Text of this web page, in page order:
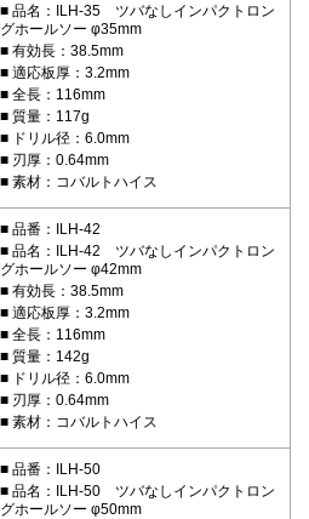
品名：ILH-35 ツバなしインパクトロン
グホールソー φ35mm
有効長：38.5mm
適応板厚：3.2mm
全長：116mm
質量：117g
ドリル径：6.0mm
刃厚：0.64mm
素材：コバルトハイス
品番：ILH-42
品名：ILH-42 ツバなしインパクトロン
グホールソー φ42mm
有効長：38.5mm
適応板厚：3.2mm
全長：116mm
質量：142g
ドリル径：6.0mm
刃厚：0.64mm
素材：コバルトハイス
品番：ILH-50
品名：ILH-50 ツバなしインパクトロン
グホールソー φ50mm